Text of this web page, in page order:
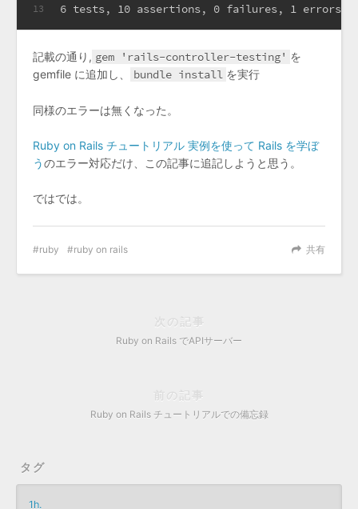
13
6 tests, 10 assertions, 0 failures, 1 errors,
記載の通り, gem 'rails-controller-testing' を
gemfile に追加し、
bundle install を実行
同様のエラーは無くなった。
Ruby on Rails チュートリアル 実例を使って Rails を学ぼ
うのエラー対応だけ、この記事に追記しようと思う。
ではでは。
共有
ruby ruby on rails
次の記事
Ruby on Rails でAPIサーバー
前の記事
Ruby on Rails チュートリアルでの備忘録
タグ
1h.